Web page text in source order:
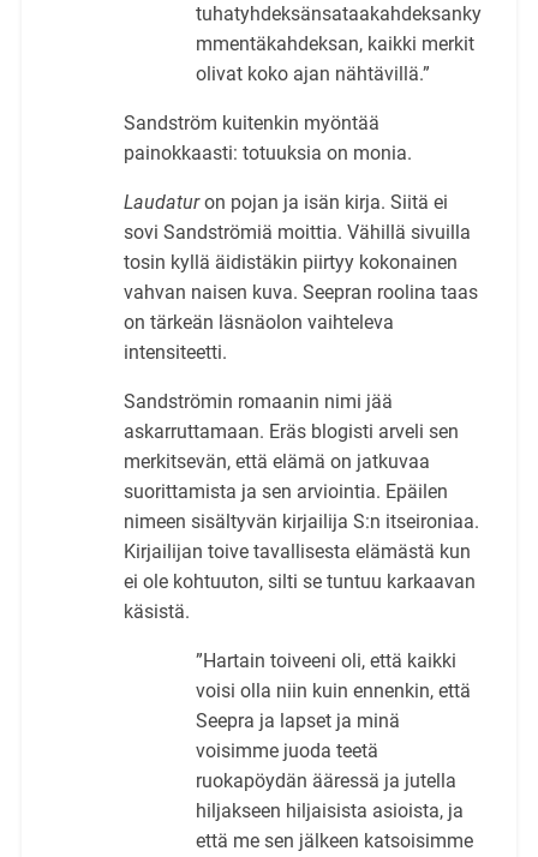
tuhatyhdeksänsataakahdeksanky
mmentäkahdeksan, kaikki merkit
olivat koko ajan nähtävillä.”
Sandström kuitenkin myöntää
painokkaasti: totuuksia on monia.
Laudaturon pojan ja isän kirja. Siitä ei
sovi Sandströmiä moittia. Vähillä sivuilla
tosin kyllä äidistäkin piirtyy kokonainen
vahvan naisen kuva. Seepran roolina taas
on tärkeän läsnäolon vaihteleva
intensiteetti.
Sandströmin romaanin nimi jää
askarruttamaan. Eräs blogisti arveli sen
merkitsevän, että elämä on jatkuvaa
suorittamista ja sen arviointia. Epäilen
nimeen sisältyvän kirjailija S:n itseironiaa.
Kirjailijan toive tavallisesta elämästä kun
ei ole kohtuuton, silti se tuntuu karkaavan
käsistä.
”Hartain toiveeni oli, että kaikki
voisi olla niin kuin ennenkin, että
Seepra ja lapset ja minä
voisimme juoda teetä
ruokapöydän ääressä ja jutella
hiljakseen hiljaisista asioista, ja
että me sen jälkeen katsoisimme